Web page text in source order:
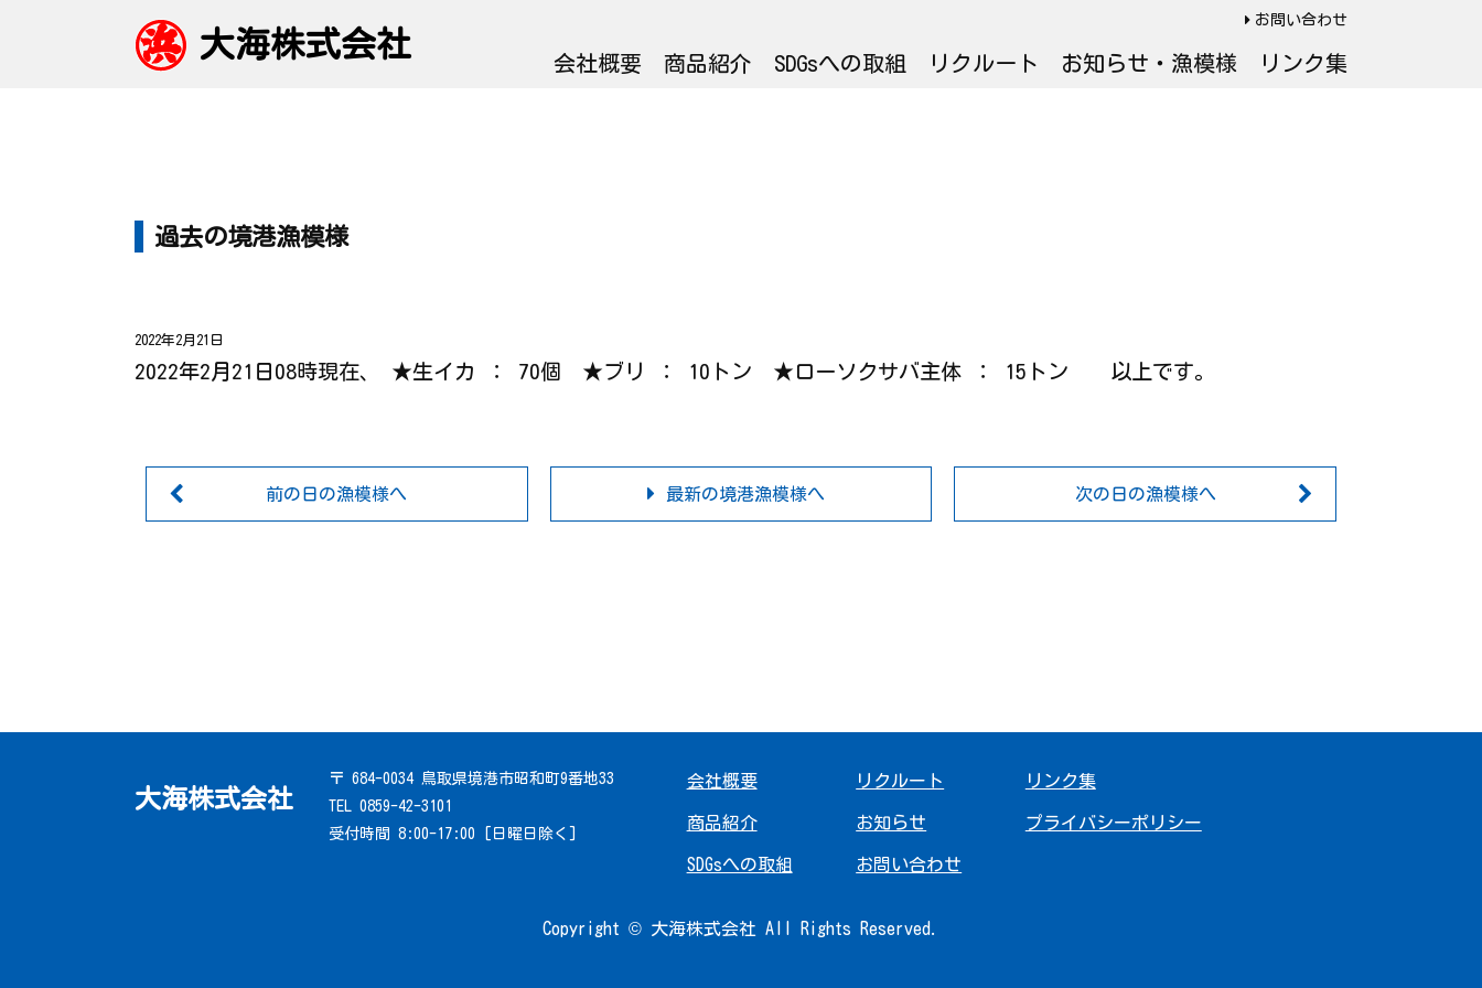
大海株式会社
お問い合わせ
会社概要 商品紹介 SDGsへの取組 リクルート お知らせ・漁模様 リンク集
過去の境港漁模様
2022年2月21日
2022年2月21日08時現在、 ★生イカ ： 70個 ★ブリ ： 10トン ★ローソクサバ主体 ： 15トン 以上です。
前の日の漁模様へ 最新の境港漁模様へ 次の日の漁模様へ
大海株式会社
〒 684-0034 鳥取県境港市昭和町9番地33
TEL 0859-42-3101
受付時間 8:00-17:00 [日曜日除く]
会社概要
商品紹介
SDGsへの取組
リクルート
お知らせ
お問い合わせ
リンク集
プライバシーポリシー
Copyright © 大海株式会社 All Rights Reserved.